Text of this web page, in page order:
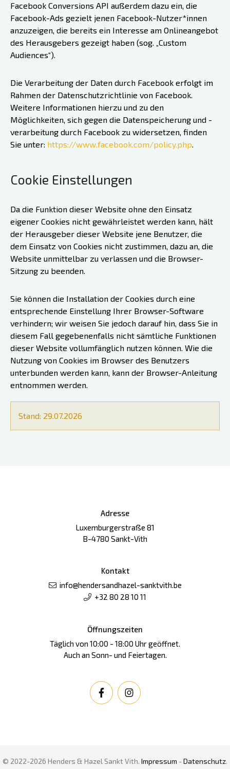
Facebook Conversions API außerdem dazu ein, die
Facebook-Ads gezielt jenen Facebook-Nutzer*innen
anzuzeigen, die bereits ein Interesse am Onlineangebot
des Herausgebers gezeigt haben (sog. „Custom
Audiences“).
Die Verarbeitung der Daten durch Facebook erfolgt im
Rahmen der Datenschutzrichtlinie von Facebook.
Weitere Informationen hierzu und zu den
Möglichkeiten, sich gegen die Datenspeicherung und -
verarbeitung durch Facebook zu widersetzen, finden
Sie unter: https://www.facebook.com/policy.php.
Cookie Einstellungen
Da die Funktion dieser Website ohne den Einsatz
eigener Cookies nicht gewährleistet werden kann, hält
der Herausgeber dieser Website jene Benutzer, die
dem Einsatz von Cookies nicht zustimmen, dazu an, die
Website unmittelbar zu verlassen und die Browser-
Sitzung zu beenden.
Sie können die Installation der Cookies durch eine
entsprechende Einstellung Ihrer Browser-Software
verhindern; wir weisen Sie jedoch darauf hin, dass Sie in
diesem Fall gegebenenfalls nicht sämtliche Funktionen
dieser Website vollumfänglich nutzen können. Wie die
Nutzung von Cookies im Browser des Benutzers
unterbunden werden kann, kann der Browser-Anleitung
entnommen werden.
Stand: 29.07.2026
Adresse
Luxemburgerstraße 81
B-4780 Sankt-Vith
Kontakt
info@hendersandhazel-sanktvith.be
+32 80 28 10 11
Öffnungszeiten
Täglich von 10:00 - 18:00 Uhr geöffnet.
Auch an Sonn- und Feiertagen.
© 2022-2026 Henders & Hazel Sankt Vith. Impressum -Datenschutz.